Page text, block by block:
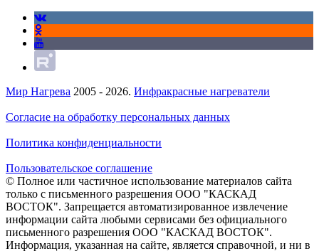
Мир Нагрева 2005 - 2026. Инфракрасные нагреватели
Согласие на обработку персональных данных
Политика конфиденциальности
Пользовательское соглашение
© Полное или частичное использование материалов сайта
только с письменного разрешения ООО "КАСКАД
ВОСТОК". Запрещается автоматизированное извлечение
информации сайта любыми сервисами без официального
письменного разрешения ООО "КАСКАД ВОСТОК".
Информация, указанная на сайте, является справочной, и ни в